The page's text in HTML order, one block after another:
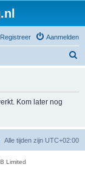
Aanmelden
Registreer
Kom later nog
Alle tijden zijn UTC+02:00
Limited